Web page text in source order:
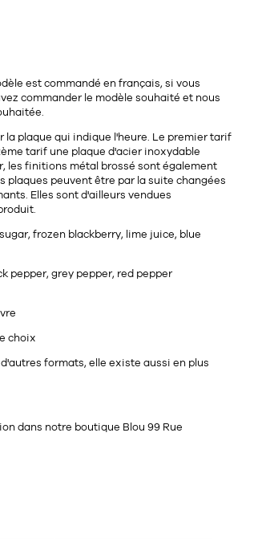
est commandé en français, si vous
commander le modèle souhaité et nous
plaque qui indique l'heure. Le premier tarif
tarif une plaque d'acier inoxydable
les finitions métal brossé sont également
plaques peuvent être par la suite changées
Elles sont d'ailleurs vendues
frozen blackberry, lime juice, blue
pepper, grey pepper, red pepper
choix
formats, elle existe aussi en plus
dans notre boutique Blou 99 Rue